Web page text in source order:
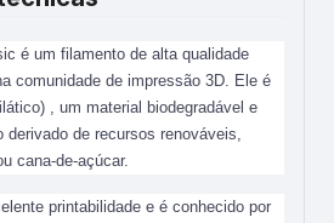
é um filamento de alta qualidade
comunidade de impressão 3D. Ele é
, um material biodegradável e
derivado de recursos renováveis,
cana-de-açúcar.
printabilidade e é conhecido por